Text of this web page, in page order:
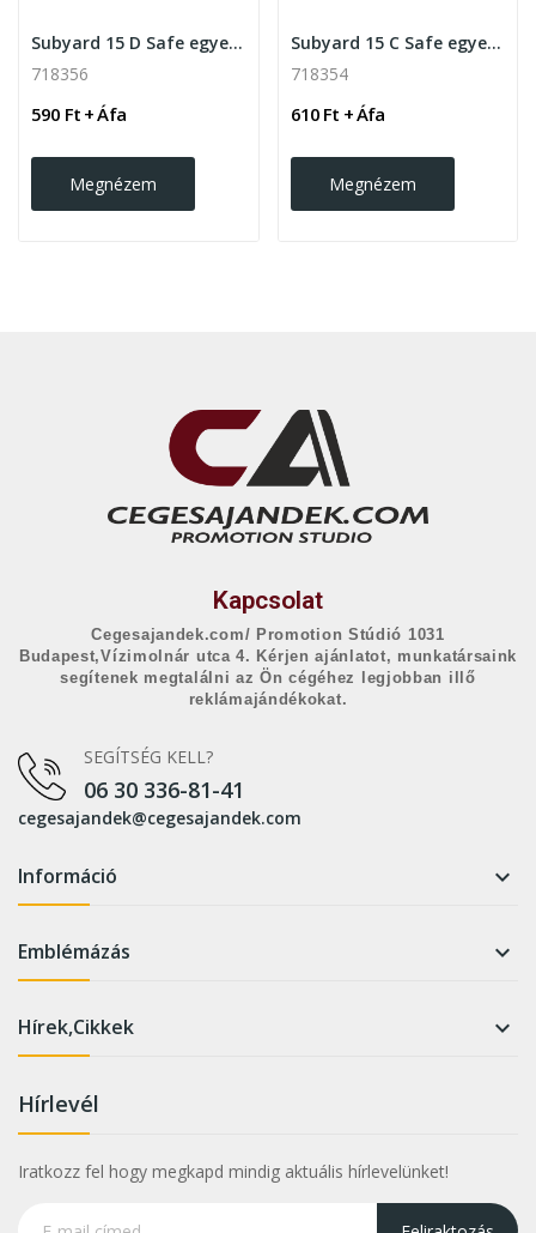
Subyard 15 D Safe egyedi szublimációs nyakpánt
718356
590 Ft + Áfa
Megnézem
Subyard 15 C Safe egyedi szublimációs nyakpánt
718354
610 Ft + Áfa
Megnézem
Kapcsolat
Cegesajandek.com/ Promotion Stúdió 1031
Budapest,Vízimolnár utca 4. Kérjen ajánlatot, munkatársaink
segítenek megtalálni az Ön cégéhez legjobban illő
reklámajándékokat.
SEGÍTSÉG KELL?
06 30 336-81-41
cegesajandek@cegesajandek.com
Információ 
Emblémázás 
Hírek,Cikkek 
Hírlevél
Iratkozz fel hogy megkapd mindig aktuális hírlevelünket!